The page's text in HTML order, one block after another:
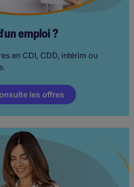
emploi ?
en CDI, CDD, intérim ou
les offres